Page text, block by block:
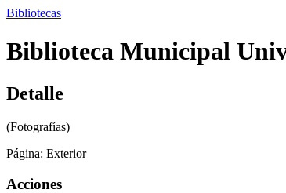
Bibliotecas
Biblioteca Municipal
Detalle
(Fotografías)
Página: Exterior
Acciones